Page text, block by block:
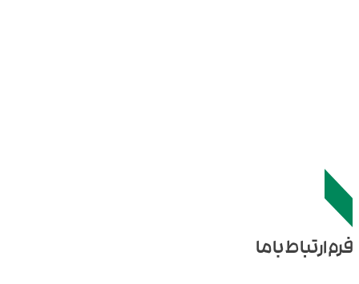
فرم ارتباط باما